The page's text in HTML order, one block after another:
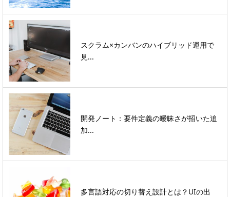
スクラム×カンバンのハイブリッド運用で
見...
開発ノート：要件定義の曖昧さが招いた追
加...
多言語対応の切り替え設計とは？UIの出